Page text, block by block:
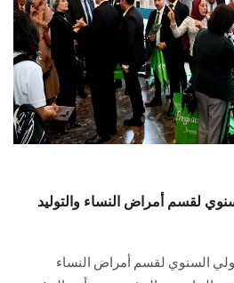
لقسم أمراض النساء والتوليد
السنوي لقسم أمراض النساء